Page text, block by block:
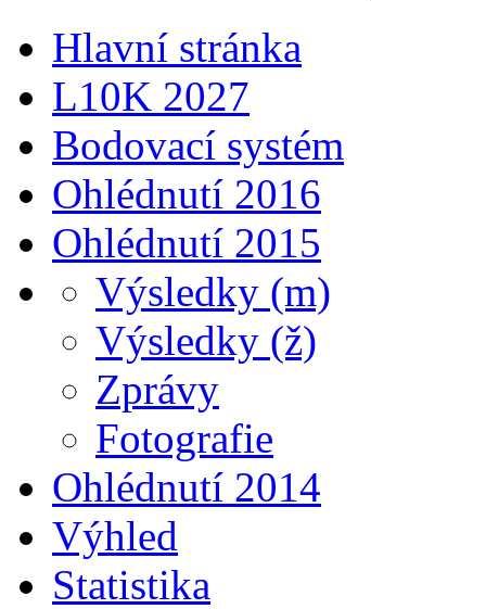
Hlavní stránka
L10K 2027
Bodovací systém
Ohlédnutí 2016
Ohlédnutí 2015
Výsledky (m)
Výsledky (ž)
Zprávy
Fotografie
Ohlédnutí 2014
Výhled
Statistika